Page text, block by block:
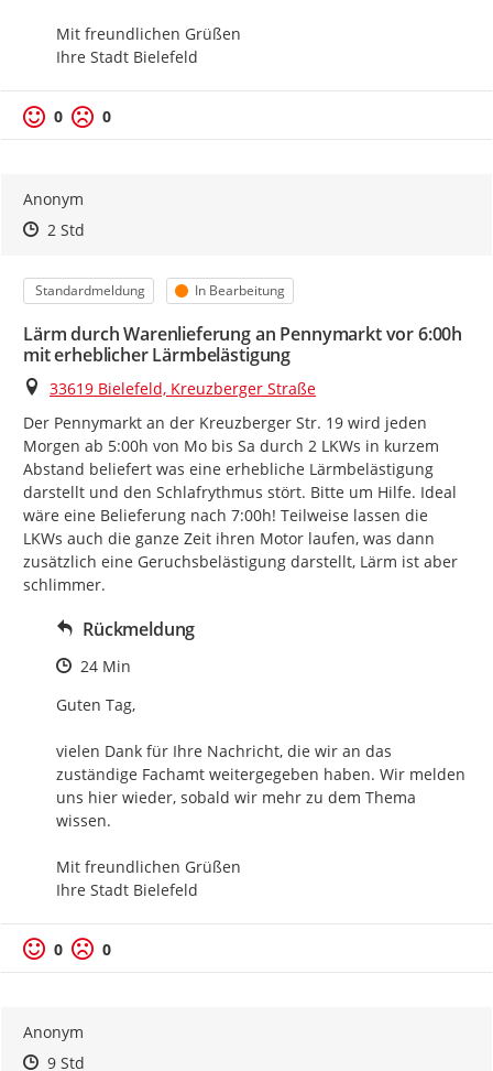
Mit freundlichen Grüßen
Ihre Stadt Bielefeld
0 0
Anonym
Zeitpunkt des Erstellens
Zeitpunkt des Erstellens
2 StdZur Äußerung
Kategorie
Standardmeldung Status
In Bearbeitung
Lärm durch Warenlieferung an Pennymarkt vor 6:00h
mit erheblicher Lärmbelästigung
Ort
33619 Bielefeld, Kreuzberger Straße
Der Pennymarkt an der Kreuzberger Str. 19 wird jeden
Morgen ab 5:00h von Mo bis Sa durch 2 LKWs in kurzem
Abstand beliefert was eine erhebliche Lärmbelästigung
darstellt und den Schlafrythmus stört. Bitte um Hilfe. Ideal
wäre eine Belieferung nach 7:00h! Teilweise lassen die
LKWs auch die ganze Zeit ihren Motor laufen, was dann
zusätzlich eine Geruchsbelästigung darstellt, Lärm ist aber
schlimmer.
Rückmeldung
Zeitpunkt des Erstellens
24 Min
Guten Tag,
vielen Dank für Ihre Nachricht, die wir an das
zuständige Fachamt weitergegeben haben. Wir melden
uns hier wieder, sobald wir mehr zu dem Thema
wissen.
Mit freundlichen Grüßen
Ihre Stadt Bielefeld
0 0
Anonym
Zeitpunkt des Erstellens
Zeitpunkt des Erstellens
9 StdZur Äußerung